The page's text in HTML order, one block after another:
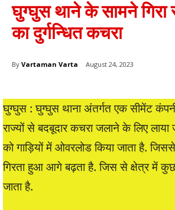
घुग्घुस थाने के सामने गिरा
का दुर्गन्धित कचरा
By Vartaman Varta August 24, 2023
घुग्घुस : घुग्घुस थाना अंतर्गत एक सीमेंट
राज्यों से बदबूदार कचरा जलाने के लिए
को गाड़ियों में ओवरलोड किया जाता है.
गिरता हुआ आगे बढ़ता है. जिस से क्षेत्र में
जाता है.